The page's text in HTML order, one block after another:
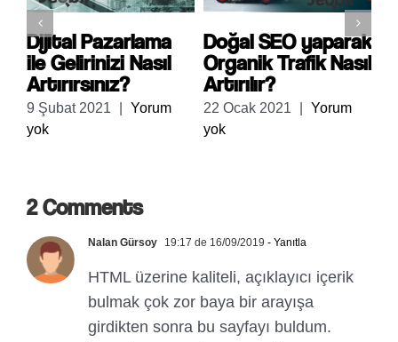
Dijital Pazarlama
ile Gelirinizi Nasıl
Artırırsınız?
9 Şubat 2021
Yorum
yok
Doğal SEO yaparak
Organik Trafik Nasıl
Artırılır?
22 Ocak 2021
Yorum
yok
2 Comments
Nalan Gürsoy 19:17 de 16/09/2019 - Yanıtla
HTML üzerine kaliteli, açıklayıcı içerik
bulmak çok zor baya bir arayışa
girdikten sonra bu sayfayı buldum.